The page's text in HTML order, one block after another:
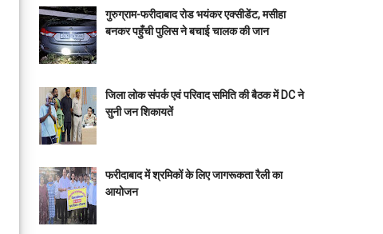
गुरुग्राम-फरीदाबाद रोड भयंकर एक्सीडेंट, मसीहा
बनकर पहुँची पुलिस ने बचाई चालक की जान
जिला लोक संपर्क एवं परिवाद समिति की बैठक में DC ने
सुनी जन शिकायतें
फरीदाबाद में श्रमिकों के लिए जागरूकता रैली का
आयोजन